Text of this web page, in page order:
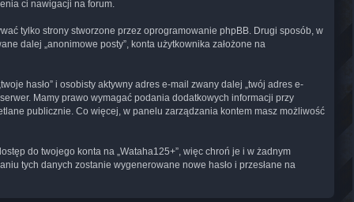
ci nawigacji na forum.
tylko strony stworzone przez oprogramowanie phpBB. Drugi sposób, w
dalej „anonimowe posty”, konta użytkownika założone na
hasło” i osobisty aktywny adres e-mail zwany dalej „twój adres e-
Mamy prawo wymagać podania dodatkowych informacji przy
publicznie. Co więcej, w panelu zarządzania kontem masz możliwość
do twojego konta na „Wataha125+”, więc chroń je i w żadnym
tych danych zostanie wygenerowane nowe hasło i przesłane na